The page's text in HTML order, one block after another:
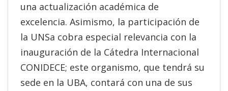
una actualización académica de
excelencia. Asimismo, la participación de
la UNSa cobra especial relevancia con la
inauguración de la Cátedra Internacional
CONIDECE; este organismo, que tendrá su
sede en la UBA, contará con una de sus